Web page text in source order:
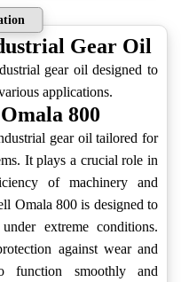
Gear Oil
gear oil designed to
applications.
800
gear oil tailored for
It plays a crucial role in
of machinery and
Omala 800 is designed to
extreme conditions.
against wear and
function smoothly and